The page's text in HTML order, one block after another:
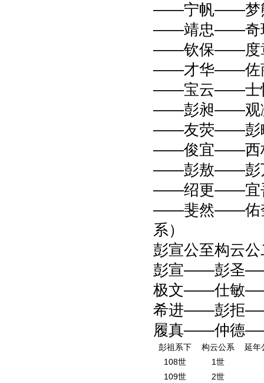
——宁帆——梦
——靖忠——奇
——钦保——度
——才华——佐
——宝云——士
——彭昶——观
——友荧——彭
——俊宜——西
——彭敖——彭
——绍更——宜
——斐然——佑
系）
彭宣公至构云
彭宣——彭圣
极文——仕敏
希进——彭拒
履真——仲德
彭祖系下 构云公系
延年
108世
1世
109世
2世